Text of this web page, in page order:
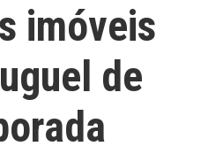
imóveis
de